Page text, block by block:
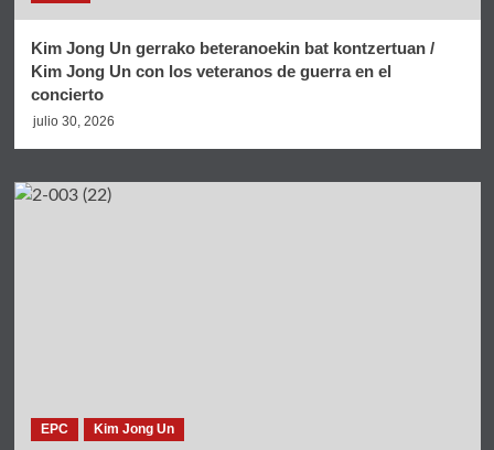
Kim Jong Un gerrako beteranoekin bat kontzertuan /
Kim Jong Un con los veteranos de guerra en el
concierto
julio 30, 2026
EPC Kim Jong Un